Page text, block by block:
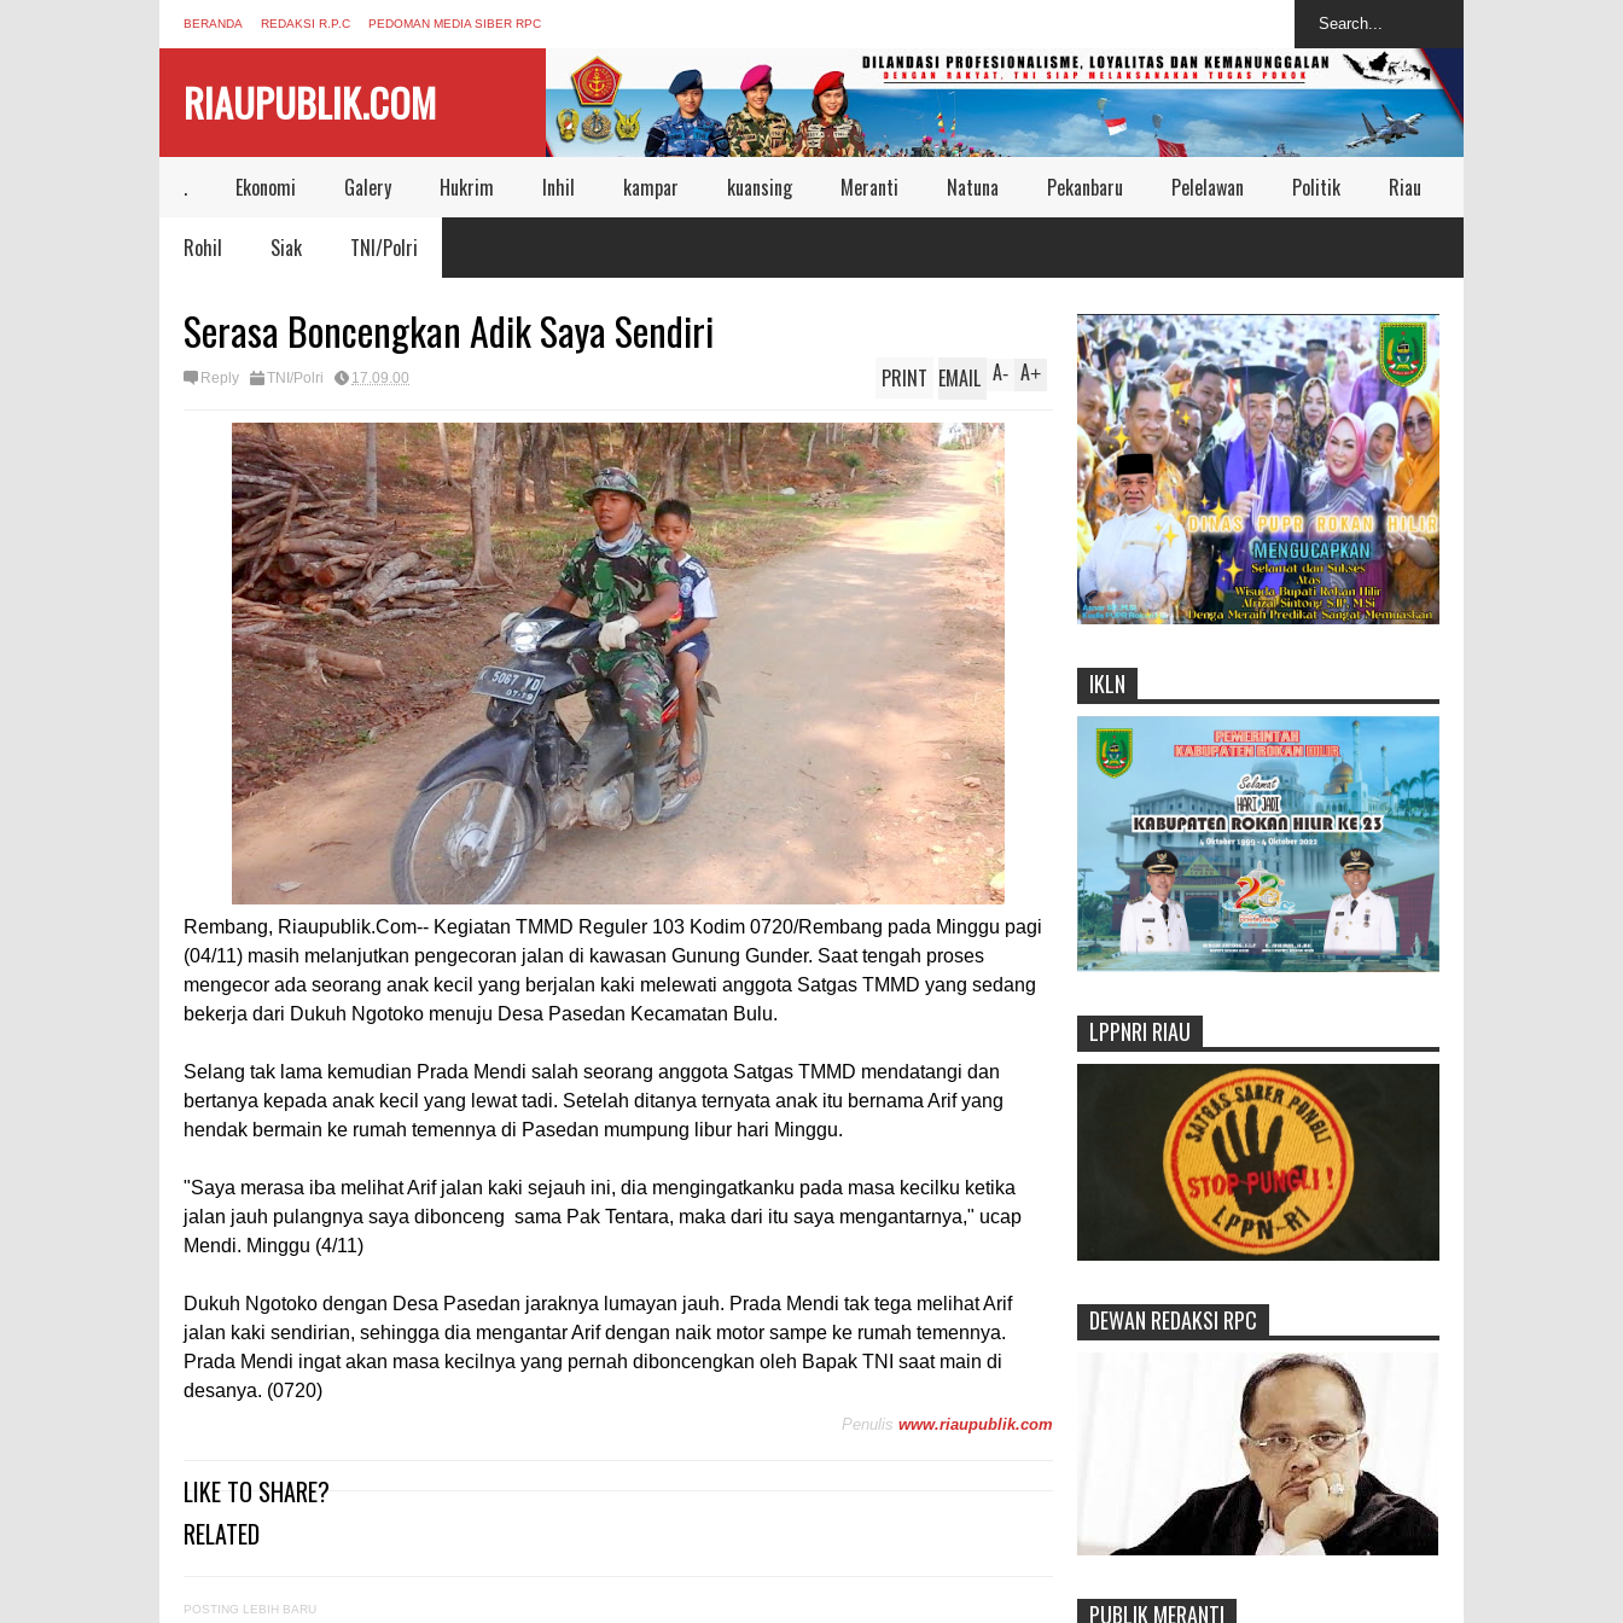
BERANDA REDAKSI R.P.C PEDOMAN MEDIA SIBER RPC
RIAUPUBLIK.COM
. Ekonomi Galery Hukrim Inhil kampar kuansing Meranti Natuna Pekanbaru Pelelawan Politik Riau
Rohil Siak TNI/Polri
Serasa Boncengkan Adik Saya Sendiri
Reply TNI/Polri 17.09.00 A+
A-
PRINT EMAIL
Rembang, Riaupublik.Com-- Kegiatan TMMD Reguler 103 Kodim 0720/Rembang pada Minggu pagi
(04/11) masih melanjutkan pengecoran jalan di kawasan Gunung Gunder. Saat tengah proses
mengecor ada seorang anak kecil yang berjalan kaki melewati anggota Satgas TMMD yang sedang
bekerja dari Dukuh Ngotoko menuju Desa Pasedan Kecamatan Bulu.
Selang tak lama kemudian Prada Mendi salah seorang anggota Satgas TMMD mendatangi dan
bertanya kepada anak kecil yang lewat tadi. Setelah ditanya ternyata anak itu bernama Arif yang
hendak bermain ke rumah temennya di Pasedan mumpung libur hari Minggu.
"Saya merasa iba melihat Arif jalan kaki sejauh ini, dia mengingatkanku pada masa kecilku ketika
jalan jauh pulangnya saya dibonceng sama Pak Tentara, maka dari itu saya mengantarnya," ucap
Mendi. Minggu (4/11)
Dukuh Ngotoko dengan Desa Pasedan jaraknya lumayan jauh. Prada Mendi tak tega melihat Arif
jalan kaki sendirian, sehingga dia mengantar Arif dengan naik motor sampe ke rumah temennya.
Prada Mendi ingat akan masa kecilnya yang pernah diboncengkan oleh Bapak TNI saat main di
desanya. (0720)
Penulis www.riaupublik.com
LIKE TO SHARE?
RELATED
POSTING LEBIH BARU
IKLN
LPPNRI RIAU
DEWAN REDAKSI RPC
PUBLIK MERANTI